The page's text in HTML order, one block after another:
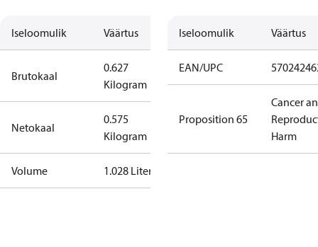
Iseloomulik Väärtus
Brutokaal
0.627
Kilogram
Netokaal
0.575
Kilogram
Volume 1.028 Liter
Iseloomulik Väärtus
EAN/UPC
Proposition 65
Cancer
Harm